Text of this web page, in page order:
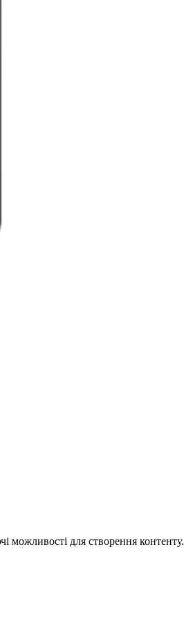
можливості для створення контенту.